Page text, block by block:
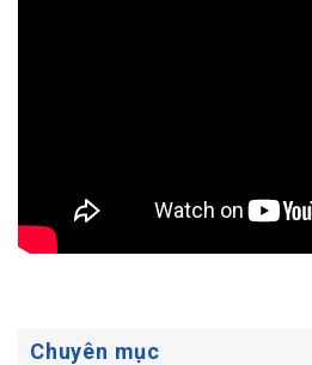
Chuyên mục